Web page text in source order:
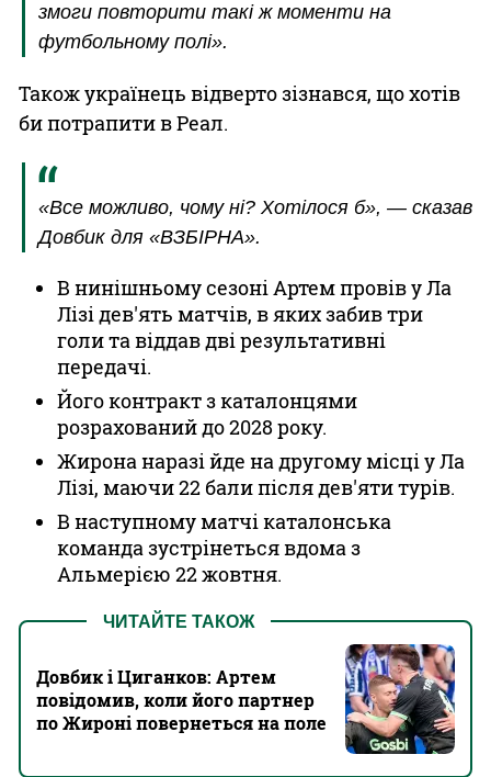
змоги повторити такі ж моменти на
футбольному полі».
Також українець відверто зізнався, що хотів
би потрапити в Реал.
«Все можливо, чому ні? Хотілося б», — сказав
Довбик для «ВЗБІРНА».
В нинішньому сезоні Артем провів у Ла
Лізі дев'ять матчів, в яких забив три
голи та віддав дві результативні
передачі.
Його контракт з каталонцями
розрахований до 2028 року.
Жирона наразі йде на другому місці у Ла
Лізі, маючи 22 бали після дев'яти турів.
В наступному матчі каталонська
команда зустрінеться вдома з
Альмерією 22 жовтня.
ЧИТАЙТЕ ТАКОЖ
Довбик і Циганков: Артем
повідомив, коли його партнер
по Жироні повернеться на поле